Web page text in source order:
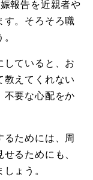
報告を近親者や
す。そろそろ職
していると、お
えてくれない
不要な心配をか
ためには、周
るためにも、
ょう。